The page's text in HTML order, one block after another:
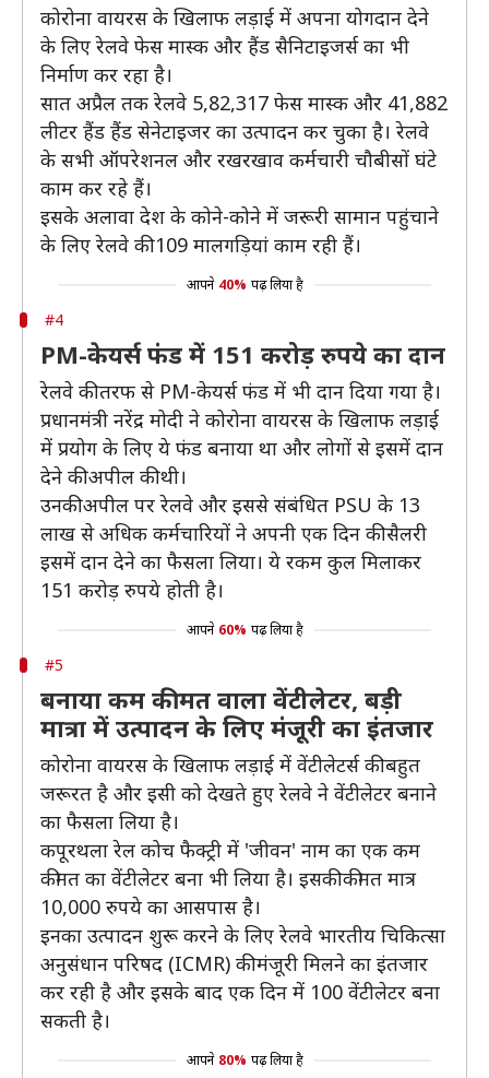
कोरोना वायरस के खिलाफ लड़ाई में अपना योगदान देने
के लिए रेलवे फेस मास्क और हैंड सैनिटाइजर्स का भी
निर्माण कर रहा है।
सात अप्रैल तक रेलवे 5,82,317 फेस मास्‍क और 41,882
लीटर हैंड हैंड सेनेटाइजर का उत्‍पादन कर चुका है। रेलवे
के सभी ऑपरेशनल और रखरखाव कर्मचारी चौबीसों घंटे
काम कर रहे हैं।
इसके अलावा देश के कोने-कोने में जरूरी सामान पहुंचाने
के लिए रेलवे की 109 मालगड़ियां काम रही हैं।
आपने 40% पढ़ लिया है
#4
PM-केयर्स फंड में 151 करोड़ रुपये का दान
रेलवे की तरफ से PM-केयर्स फंड में भी दान दिया गया है।
प्रधानमंत्री नरेंद्र मोदी ने कोरोना वायरस के खिलाफ लड़ाई
में प्रयोग के लिए ये फंड बनाया था और लोगों से इसमें दान
देने की अपील की थी।
उनकी अपील पर रेलवे और इससे संबंधित PSU के 13
लाख से अधिक कर्मचारियों ने अपनी एक दिन की सैलरी
इसमें दान देने का फैसला लिया। ये रकम कुल मिलाकर
151 करोड़ रुपये होती है।
आपने 60% पढ़ लिया है
#5
बनाया कम कीमत वाला वेंटीलेटर, बड़ी
मात्रा में उत्पादन के लिए मंजूरी का इंतजार
कोरोना वायरस के खिलाफ लड़ाई में वेंटीलेटर्स की बहुत
जरूरत है और इसी को देखते हुए रेलवे ने वेंटीलेटर बनाने
का फैसला लिया है।
कपूरथला रेल कोच फैक्ट्री में 'जीवन' नाम का एक कम
कीमत का वेंटीलेटर बना भी लिया है। इसकी कीमत मात्र
10,000 रुपये का आसपास है।
इनका उत्पादन शुरू करने के लिए रेलवे भारतीय चिकित्सा
अनुसंधान परिषद (ICMR) की मंजूरी मिलने का इंतजार
कर रही है और इसके बाद एक दिन में 100 वेंटीलेटर बना
सकती है।
आपने 80% पढ़ लिया है